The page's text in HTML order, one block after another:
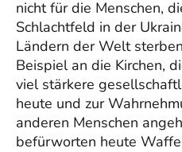
nicht für die Menschen,
Schlachtfeld in der
Ländern der Welt
Beispiel an die Kirchen,
viel stärkere
heute und zur
anderen Menschen
befürworten heute